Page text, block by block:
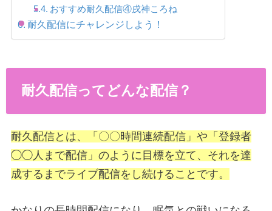
おすすめ耐久配信④戌神ころね
耐久配信にチャレンジしよう！
耐久配信ってどんな配信？
耐久配信とは、「〇〇時間連続配信」や「登録者
◯◯人まで配信」のように目標を立て、それを達
成するまでライブ配信をし続けることです。